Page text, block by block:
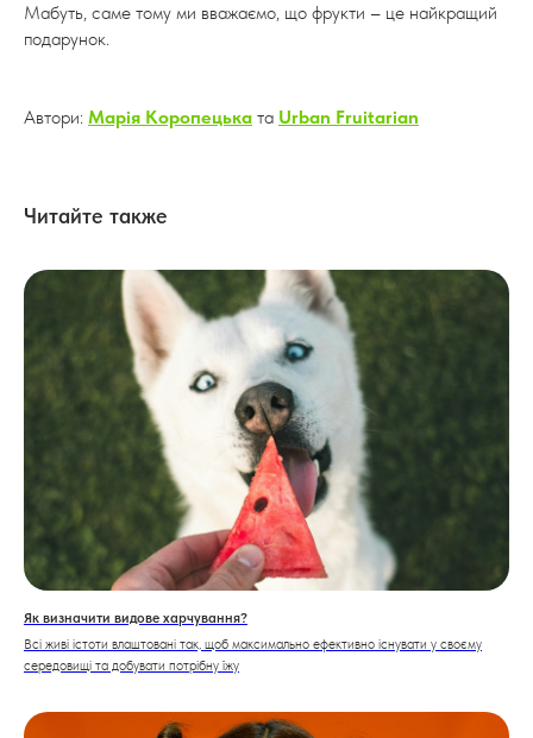
Мабуть, саме тому ми вважаємо, що фрукти – це найкращий
подарунок.
Автори: Марія Коропецька та Urban Fruitarian
Читайте также
Як визначити видове харчування?
Всі живі істоти влаштовані так, щоб максимально ефективно існувати у своєму
середовищі та добувати потрібну їжу